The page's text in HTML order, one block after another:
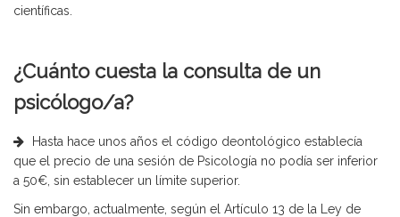
científicas.
¿Cuánto cuesta la consulta de un
psicólogo/a?
Hasta hace unos años el código deontológico establecía
que el precio de una sesión de Psicología no podía ser inferior
a 50€, sin establecer un límite superior.
Sin embargo, actualmente, según el Artículo 13 de la Ley de